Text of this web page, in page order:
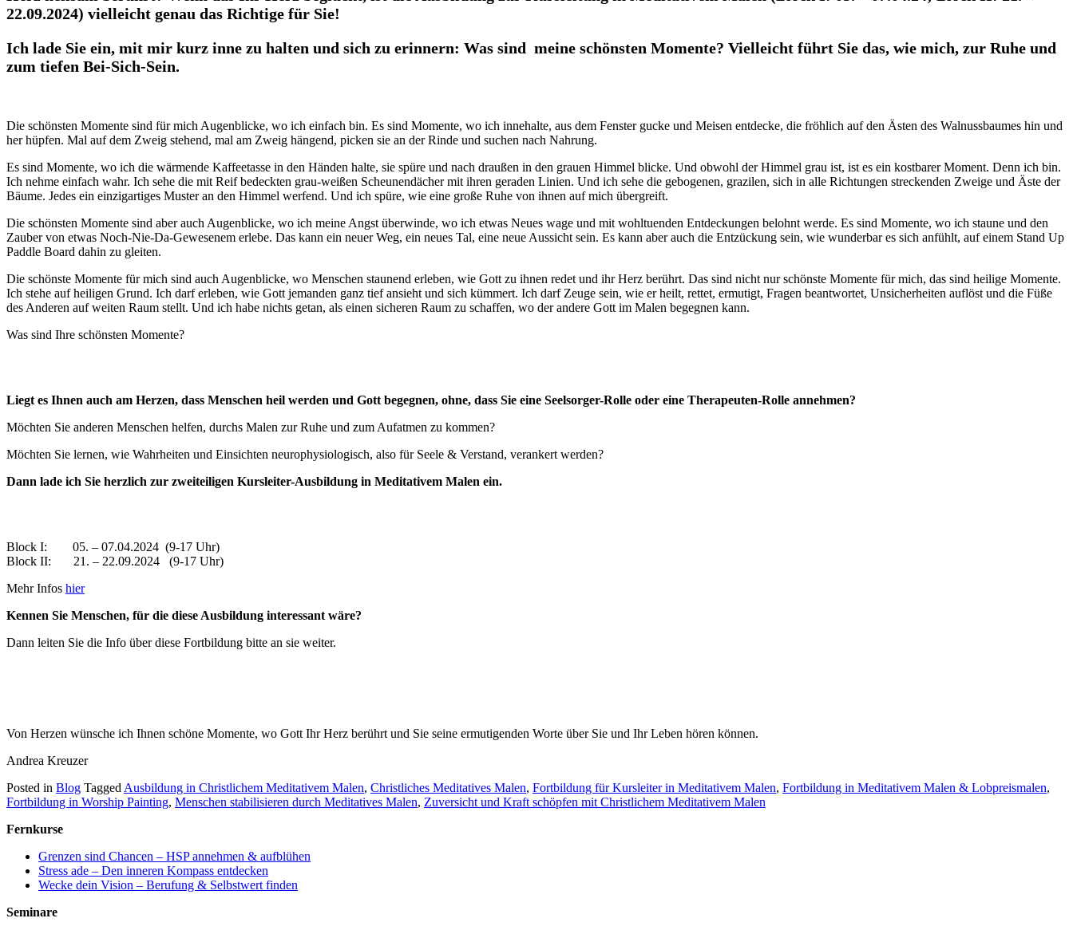
22.09.2024) vielleicht genau das Richtige für Sie!
Ich lade Sie ein, mit mir kurz inne zu halten und sich zu erinnern: Was sind meine schönsten Momente? Vielleicht führt Sie das, wie mich, zur Ruhe und
zum tiefen Bei-Sich-Sein.
Die schönsten Momente sind für mich Augenblicke, wo ich einfach bin. Es sind Momente, wo ich innehalte, aus dem Fenster gucke und Meisen entdecke, die fröhlich auf den Ästen des Walnussbaumes hin und
her hüpfen. Mal auf dem Zweig stehend, mal am Zweig hängend, picken sie an der Rinde und suchen nach Nahrung.
Es sind Momente, wo ich die wärmende Kaffeetasse in den Händen halte, sie spüre und nach draußen in den grauen Himmel blicke. Und obwohl der Himmel grau ist, ist es ein kostbarer Moment. Denn ich bin.
Ich nehme einfach wahr. Ich sehe die mit Reif bedeckten grau-weißen Scheunendächer mit ihren geraden Linien. Und ich sehe die gebogenen, grazilen, sich in alle Richtungen streckenden Zweige und Äste der
Bäume. Jedes ein einzigartiges Muster an den Himmel werfend. Und ich spüre, wie eine große Ruhe von ihnen auf mich übergreift.
Die schönsten Momente sind aber auch Augenblicke, wo ich meine Angst überwinde, wo ich etwas Neues wage und mit wohltuenden Entdeckungen belohnt werde. Es sind Momente, wo ich staune und den
Zauber von etwas Noch-Nie-Da-Gewesenem erlebe. Das kann ein neuer Weg, ein neues Tal, eine neue Aussicht sein. Es kann aber auch die Entzückung sein, wie wunderbar es sich anfühlt, auf einem Stand Up
Paddle Board dahin zu gleiten.
Die schönste Momente für mich sind auch Augenblicke, wo Menschen staunend erleben, wie Gott zu ihnen redet und ihr Herz berührt. Das sind nicht nur schönste Momente für mich, das sind heilige Momente.
Ich stehe auf heiligen Grund. Ich darf erleben, wie Gott jemanden ganz tief ansieht und sich kümmert. Ich darf Zeuge sein, wie er heilt, rettet, ermutigt, Fragen beantwortet, Unsicherheiten auflöst und die Füße
des Anderen auf weiten Raum stellt. Und ich habe nichts getan, als einen sicheren Raum zu schaffen, wo der andere Gott im Malen begegnen kann.
Was sind Ihre schönsten Momente?
Liegt es Ihnen auch am Herzen, dass Menschen heil werden und Gott begegnen, ohne, dass Sie eine Seelsorger-Rolle oder eine Therapeuten-Rolle annehmen?
Möchten Sie anderen Menschen helfen, durchs Malen zur Ruhe und zum Aufatmen zu kommen?
Möchten Sie lernen, wie Wahrheiten und Einsichten neurophysiologisch, also für Seele & Verstand, verankert werden?
Dann lade ich Sie herzlich zur zweiteiligen Kursleiter-Ausbildung in Meditativem Malen ein.
Block I: 05. – 07.04.2024 (9-17 Uhr)
Block II: 21. – 22.09.2024 (9-17 Uhr)
Mehr Infos hier
Kennen Sie Menschen, für die diese Ausbildung interessant wäre?
Dann leiten Sie die Info über diese Fortbildung bitte an sie weiter.
Von Herzen wünsche ich Ihnen schöne Momente, wo Gott Ihr Herz berührt und Sie seine ermutigenden Worte über Sie und Ihr Leben hören können.
Andrea Kreuzer
Posted in Blog Tagged Ausbildung in Christlichem Meditativem Malen, Christliches Meditatives Malen, Fortbildung für Kursleiter in Meditativem Malen, Fortbildung in Meditativem Malen & Lobpreismalen,
Fortbildung in Worship Painting, Menschen stabilisieren durch Meditatives Malen, Zuversicht und Kraft schöpfen mit Christlichem Meditativem Malen
Fernkurse
Grenzen sind Chancen – HSP annehmen & aufblühen
Stress ade – Den inneren Kompass entdecken
Wecke dein Vision – Berufung & Selbstwert finden
Seminare